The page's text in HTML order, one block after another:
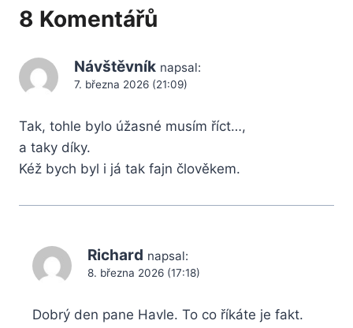
8 Komentářů
Návštěvník napsal:
7. března 2026 (21:09)
Tak, tohle bylo úžasné musím říct…,
a taky díky.
Kéž bych byl i já tak fajn člověkem.
Richard napsal:
8. března 2026 (17:18)
Dobrý den pane Havle. To co říkáte je fakt.